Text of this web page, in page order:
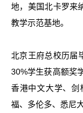
地，美国北卡罗来
教学示范基地。
北京王府总校历届
30%学生获高额奖
香港中文大学、剑
福、多伦多、悉尼